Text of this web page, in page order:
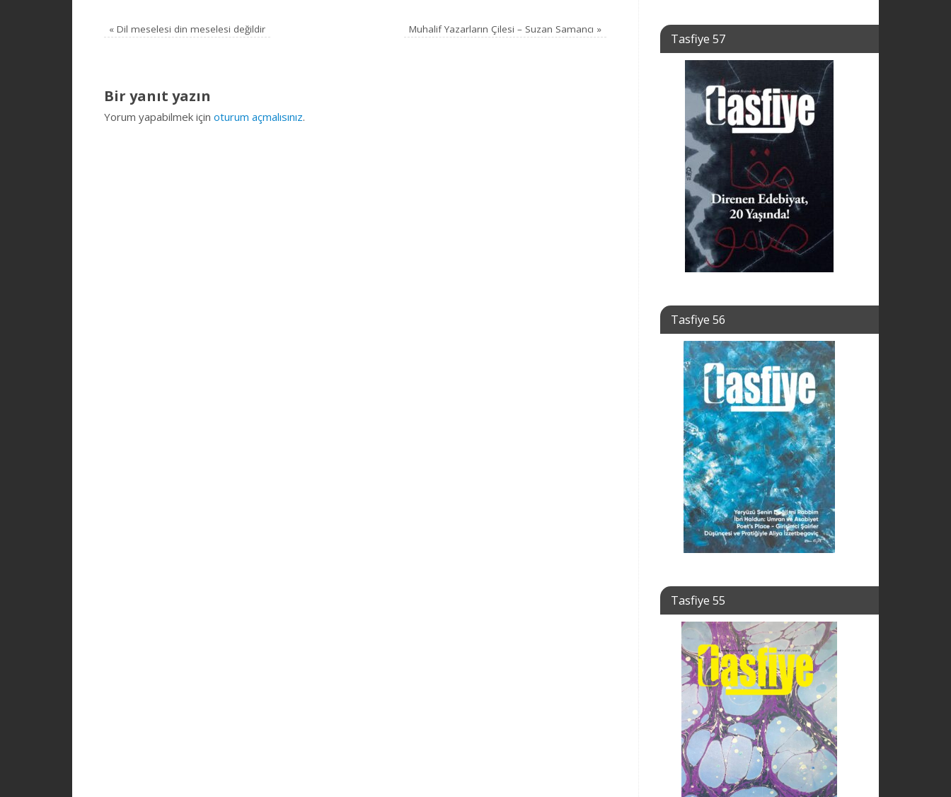
« Dil meselesi din meselesi değildir Muhalif Yazarların Çilesi – Suzan Samancı »
Bir yanıt yazın
Yorum yapabilmek için oturum açmalısınız.
Tasfiye 57
Tasfiye 56
Tasfiye 55